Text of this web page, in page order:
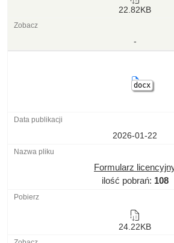
22.82KB
-
docx
2026-01-22
Formularz
ilość pobrań: 108
24.22KB